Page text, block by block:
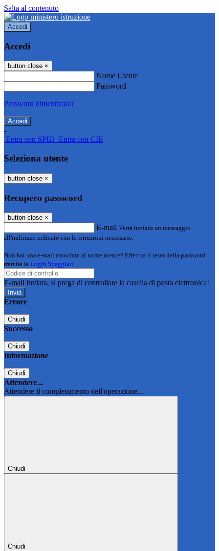
Salta al contenuto
Accedi
Accedi
button close ×
Nome Utente
Password
Password dimenticata?
-
Entra con SPID Entra con CIE
Seleziona utente
button close ×
Recupero password
button close ×
E-mail Verrà inviato un messaggio
all'indirizzo indicato con le istruzioni necessarie.
Non hai una e-mail associata al nome utente? Effettua il reset della password
tramite la Login Spaggiari
E-mail inviata, si prega di controllare la casella di posta elettronica!
Errore
Chiudi
Successo
Chiudi
Informazione
Chiudi
Attendere...
Attendere il completamento dell'operazione...
Chiudi
Chiudi